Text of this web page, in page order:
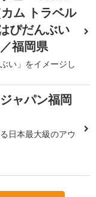
ム トラベル
ぴだんぶい
福岡県
い」をイメージし
ャパン福岡
日本最大級のアウ